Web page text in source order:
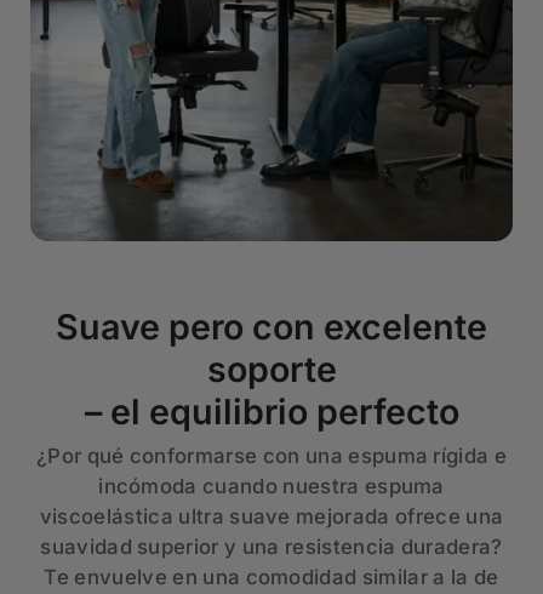
Suave pero con excelente
soporte
– el equilibrio perfecto
¿Por qué conformarse con una espuma rígida e
incómoda cuando nuestra espuma
viscoelástica ultra suave mejorada ofrece una
suavidad superior y una resistencia duradera?
Te envuelve en una comodidad similar a la de